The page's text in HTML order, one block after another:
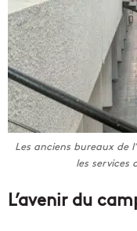
Les anciens bureaux de
les services
L’avenir du